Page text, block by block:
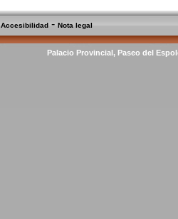
Accesibilidad -Nota legal
Palacio Provincial, Paseo del